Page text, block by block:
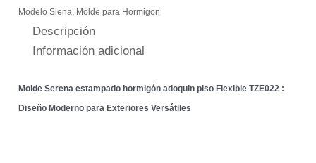
Modelo Siena Molde para Hormigon
Descripción
Información adicional
Molde Serena estampado hormigón adoquin piso Flexible TZE022 :
Diseño Moderno para Exteriores Versátiles